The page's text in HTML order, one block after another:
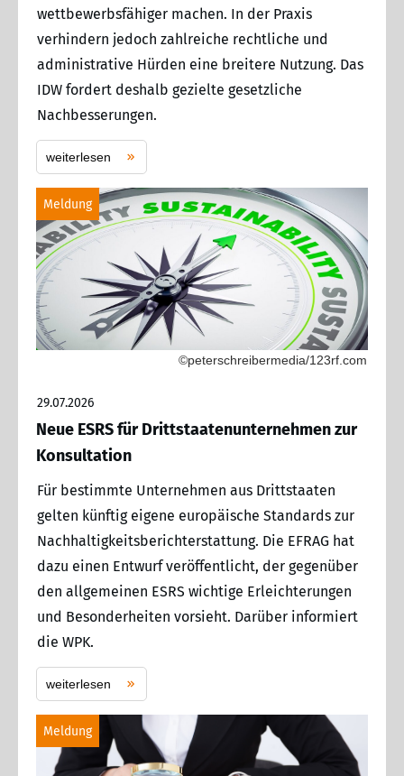
wettbewerbsfähiger machen. In der Praxis
verhindern jedoch zahlreiche rechtliche und
administrative Hürden eine breitere Nutzung. Das
IDW fordert deshalb gezielte gesetzliche
Nachbesserungen.
weiterlesen
Meldung
©peterschreibermedia/123rf.com
29.07.2026
Neue ESRS für Drittstaatenunternehmen zur
Konsultation
Für bestimmte Unternehmen aus Drittstaaten
gelten künftig eigene europäische Standards zur
Nachhaltigkeitsberichterstattung. Die EFRAG hat
dazu einen Entwurf veröffentlicht, der gegenüber
den allgemeinen ESRS wichtige Erleichterungen
und Besonderheiten vorsieht. Darüber informiert
die WPK.
weiterlesen
Meldung